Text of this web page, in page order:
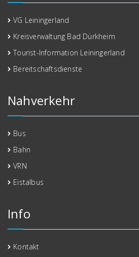
VG Leiningerland
Kreisverwaltung Bad Dürkheim
Tourist-Information Leiningerland
Bereitschaftsdienste
Nahverkehr
Bus
Bahn
VRN
Eistalbus
Info
Kontakt